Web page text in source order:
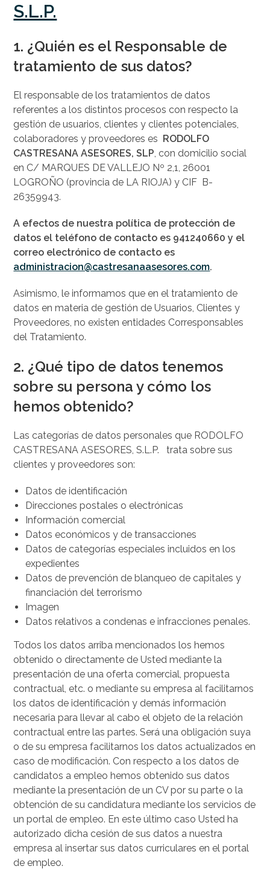
S.L.P.
1. ¿Quién es el Responsable de
tratamiento de sus datos?
El responsable de los tratamientos de datos
referentes a los distintos procesos con respecto la
gestión de usuarios, clientes y clientes potenciales,
colaboradores y proveedores es RODOLFO
CASTRESANA ASESORES, SLP, con domicilio social
en C/ MARQUES DE VALLEJO Nº 2,1, 26001
LOGROÑO (provincia de LA RIOJA) y CIF B-
26359943.
A efectos de nuestra política de protección de
datos el teléfono de contacto es 941240660 y el
correo electrónico de contacto es
administracion@castresanaasesores.com.
Asimismo, le informamos que en el tratamiento de
datos en materia de gestión de Usuarios, Clientes y
Proveedores, no existen entidades Corresponsables
del Tratamiento.
2. ¿Qué tipo de datos tenemos
sobre su persona y cómo los
hemos obtenido?
Las categorías de datos personales que RODOLFO
CASTRESANA ASESORES, S.L.P. trata sobre sus
clientes y proveedores son:
Datos de identificación
Direcciones postales o electrónicas
Información comercial
Datos económicos y de transacciones
Datos de categorías especiales incluidos en los
expedientes
Datos de prevención de blanqueo de capitales y
financiación del terrorismo
Imagen
Datos relativos a condenas e infracciones penales.
Todos los datos arriba mencionados los hemos
obtenido o directamente de Usted mediante la
presentación de una oferta comercial, propuesta
contractual, etc. o mediante su empresa al facilitarnos
los datos de identificación y demás información
necesaria para llevar al cabo el objeto de la relación
contractual entre las partes. Será una obligación suya
o de su empresa facilitarnos los datos actualizados en
caso de modificación. Con respecto a los datos de
candidatos a empleo hemos obtenido sus datos
mediante la presentación de un CV por su parte o la
obtención de su candidatura mediante los servicios de
un portal de empleo. En este último caso Usted ha
autorizado dicha cesión de sus datos a nuestra
empresa al insertar sus datos curriculares en el portal
de empleo.